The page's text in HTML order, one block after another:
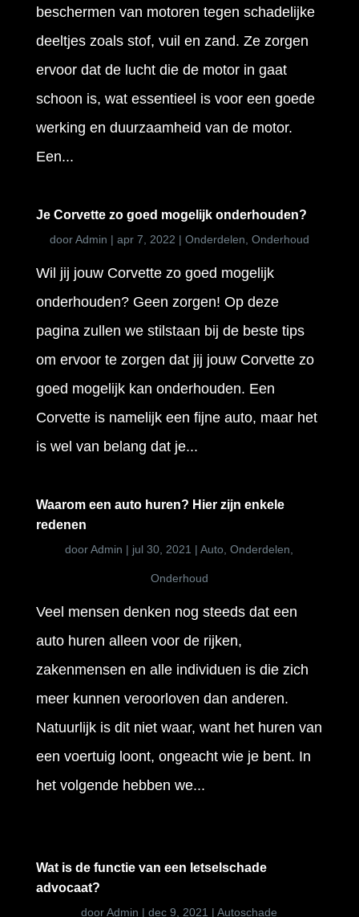
beschermen van motoren tegen schadelijke
deeltjes zoals stof, vuil en zand. Ze zorgen
ervoor dat de lucht die de motor in gaat
schoon is, wat essentieel is voor een goede
werking en duurzaamheid van de motor.
Een...
Je Corvette zo goed mogelijk onderhouden?
doorAdmin | apr 7, 2022 | Onderdelen, Onderhoud
Wil jij jouw Corvette zo goed mogelijk
onderhouden? Geen zorgen! Op deze
pagina zullen we stilstaan bij de beste tips
om ervoor te zorgen dat jij jouw Corvette zo
goed mogelijk kan onderhouden. Een
Corvette is namelijk een fijne auto, maar het
is wel van belang dat je...
Waarom een auto huren? Hier zijn enkele
redenen
doorAdmin | jul 30, 2021 |Auto,Onderdelen,
Onderhoud
Veel mensen denken nog steeds dat een
auto huren alleen voor de rijken,
zakenmensen en alle individuen is die zich
meer kunnen veroorloven dan anderen.
Natuurlijk is dit niet waar, want het huren van
een voertuig loont, ongeacht wie je bent. In
het volgende hebben we...
Wat is de functie van een letselschade
advocaat?
doorAdmin |dec 9, 2021 |Autoschade